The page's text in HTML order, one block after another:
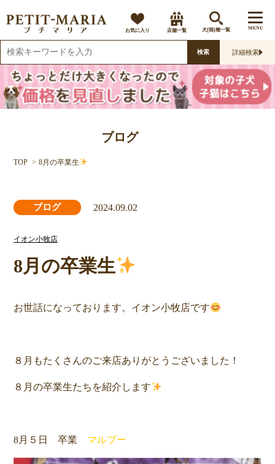
お気に入り 店舗一覧 犬(猫)種一覧 MENU
検索 詳細検索
ブログ
TOP 8月の卒業生
ブログ 2024.09.02
イオン小牧店
8月の卒業生
お世話になっております。イオン小牧店です
８月もたくさんのご来店ありがとうございました！
８月の卒業生たちを紹介します
8月５日 卒業 マルプー